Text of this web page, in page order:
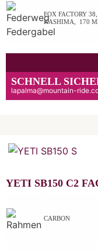
FOX FACTORY 38,
KASHIMA, 170
SCHNELL
lapalma@mountain-
YETI SB150 C2
CARBON